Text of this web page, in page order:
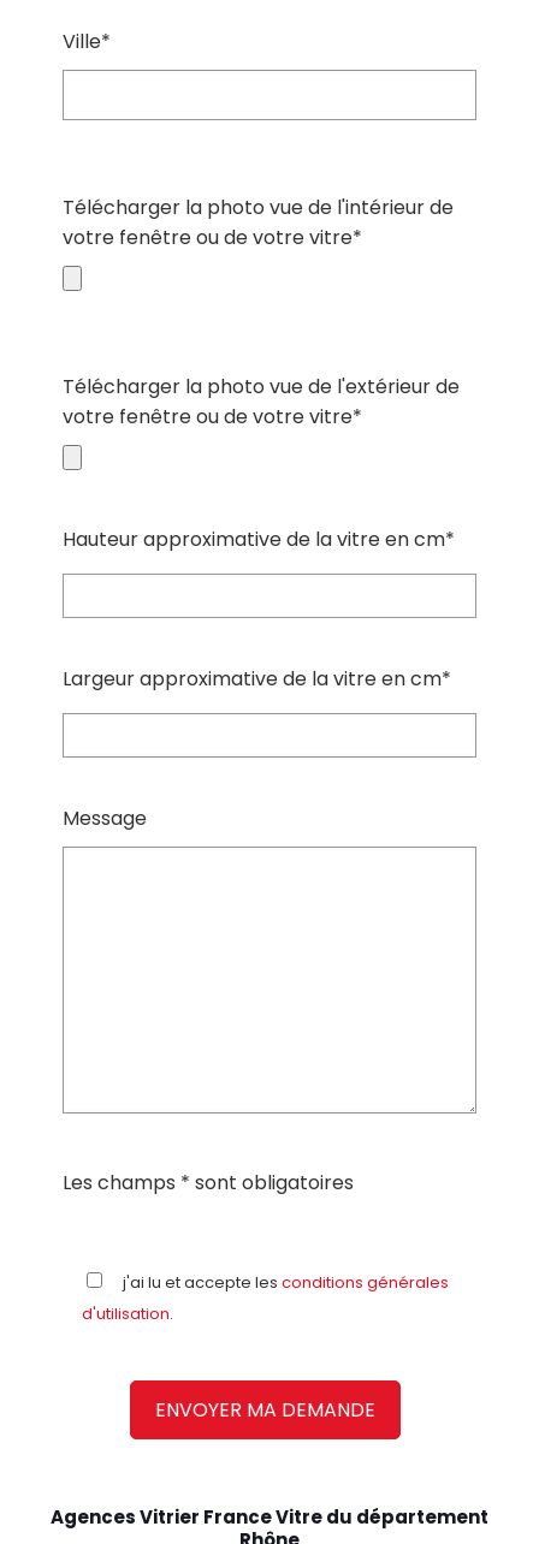
Ville*
Télécharger la photo vue de l'intérieur de
votre fenêtre ou de votre vitre*
Télécharger la photo vue de l'extérieur de
votre fenêtre ou de votre vitre*
Hauteur approximative de la vitre en cm*
Largeur approximative de la vitre en cm*
Message
Les champs * sont obligatoires
j'ai lu et accepte les conditions générales
d'utilisation.
Agences Vitrier France Vitre du département